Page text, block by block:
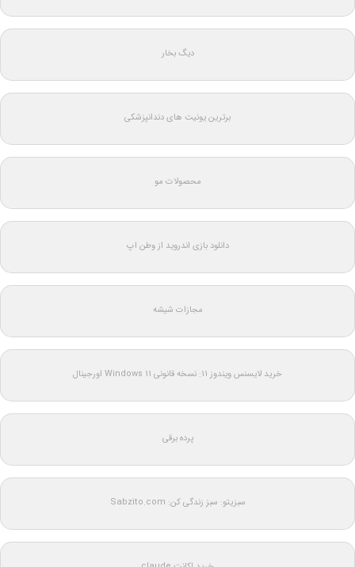
دیگ بخار
برترین یونیت های دندانپزشکی
محصولات مو
دانلود بازی اندروید از وطن اپ
مجازات شیشه
خرید لایسنس ویندوز 11: نسخه قانونی Windows 11 اورجینال
پرده برقی
سبزیتو: سبز زندگی کن: Sabzito.com